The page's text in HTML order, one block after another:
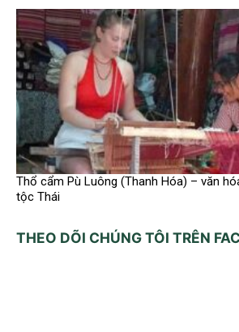
Thổ cẩm Pù Luông (Thanh Hóa) – văn
tộc Thái
THEO DÕI CHÚNG TÔI TRÊN